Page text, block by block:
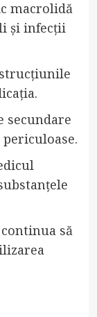
macrolidă
și infecții
secundare
să